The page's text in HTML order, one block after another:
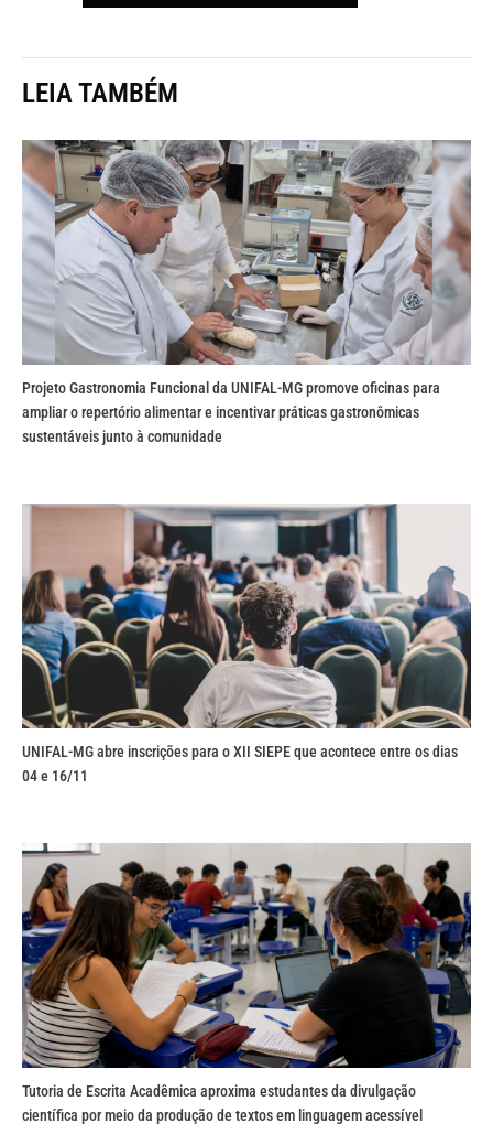
LEIA TAMBÉM
Projeto Gastronomia Funcional da UNIFAL-MG promove oficinas para
ampliar o repertório alimentar e incentivar práticas gastronômicas
sustentáveis junto à comunidade
UNIFAL-MG abre inscrições para o XII SIEPE que acontece entre os dias
04 e 16/11
Tutoria de Escrita Acadêmica aproxima estudantes da divulgação
científica por meio da produção de textos em linguagem acessível